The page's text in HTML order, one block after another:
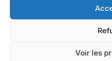
Voir les
© Copyright 2026 – Altomédia
Ce site internet a été conçu et